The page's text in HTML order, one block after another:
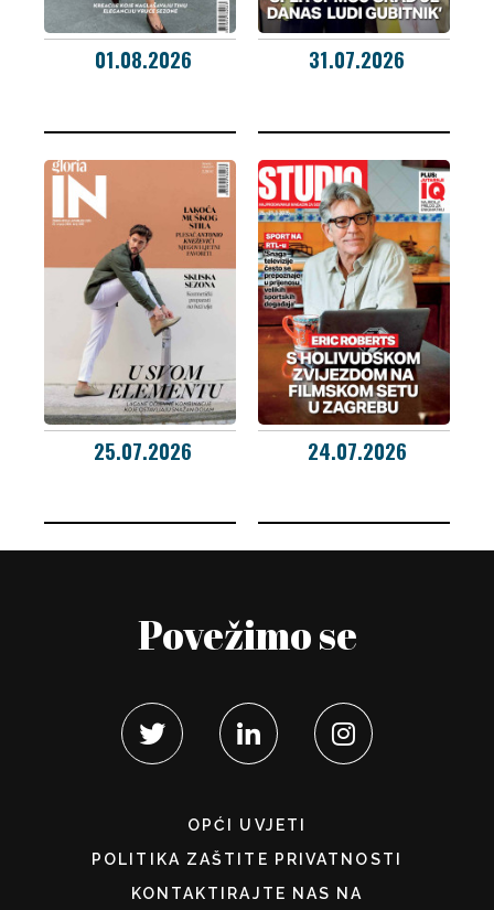
01.08.2026 31.07.2026
25.07.2026 24.07.2026
Povežimo se
OPĆI UVJETI
POLITIKA ZAŠTITE PRIVATNOSTI
KONTAKTIRAJTE NAS NA